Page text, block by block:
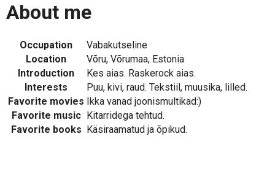
About me
Occupation
Vabakutseline
Location
Võru, Võrumaa, Estonia
Introduction
Kes aias. Raskerock aias.
Interests
Puu, kivi, raud. Tekstiil, muusika, lilled.
Favorite movies Ikka vanad joonismultikad:)
Favorite music Kitarridega tehtud.
Favorite books Käsiraamatud ja õpikud.